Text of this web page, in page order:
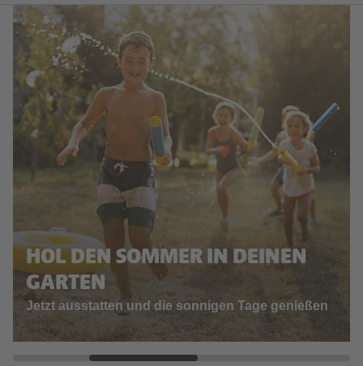
HOL DEN SOMMER IN DEINEN
GARTEN
Jetzt ausstatten und die sonnigen Tage genießen